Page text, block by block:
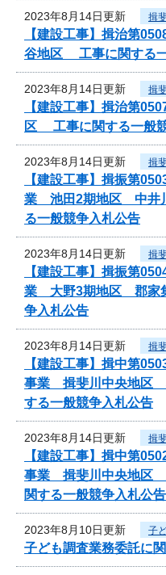
2023年8月14日更新 揖
【建設工事】揖治第
谷地区 工事に関する
2023年8月14日更新 揖
【建設工事】揖治第
区 工事に関する一般
2023年8月14日更新 揖
【建設工事】揖振第
業 池田2期地区 中井
る一般競争入札公告
2023年8月14日更新 揖
【建設工事】揖振第
業 大野3期地区 郡家
争入札公告
2023年8月14日更新 揖
【建設工事】揖中第
事業 揖斐川中央地区
する一般競争入札公告
2023年8月14日更新 揖
【建設工事】揖中第
事業 揖斐川中央地区
関する一般競争入札公告
2023年8月10日更新 子
子ども調査業務委託に